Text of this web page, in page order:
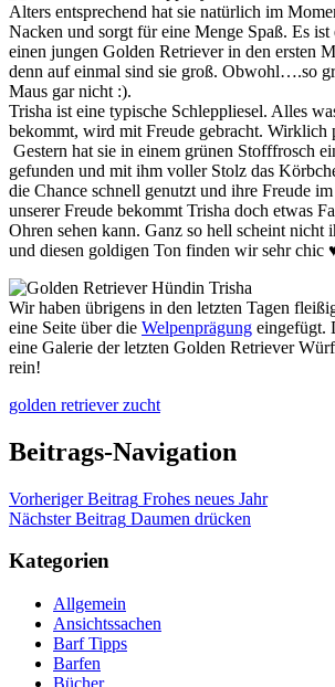
Alters entsprechend hat sie natürlich im
Nacken und sorgt für eine Menge Spaß. Es ist
einen jungen Golden Retriever in den ersten
denn auf einmal sind sie groß. Obwohl….so
Maus gar nicht :).
Trisha ist eine typische Schleppliesel. Alles
bekommt, wird mit Freude gebracht. Wirklich
Gestern hat sie in einem grünen Stofffrosch
gefunden und mit ihm voller Stolz das
die Chance schnell genutzt und ihre Freude
unserer Freude bekommt Trisha doch etwas
Ohren sehen kann. Ganz so hell scheint nicht
und diesen goldigen Ton finden wir sehr chic
Wir haben übrigens in den letzten Tagen
eine Seite über die Welpenprägung eingefügt.
eine Galerie der letzten Golden Retriever
rein!
golden retriever zucht
Beitrags-Navigation
Vorheriger Beitrag Frohes neues Jahr
Nächster Beitrag Daumen drücken
Kategorien
Allgemein
Ansichtssachen
Barf Tipps
Barfen
Bücher